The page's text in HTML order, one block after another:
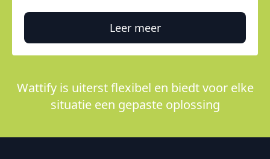
Leer meer
Wattify is uiterst flexibel en biedt voor elke
situatie een gepaste oplossing